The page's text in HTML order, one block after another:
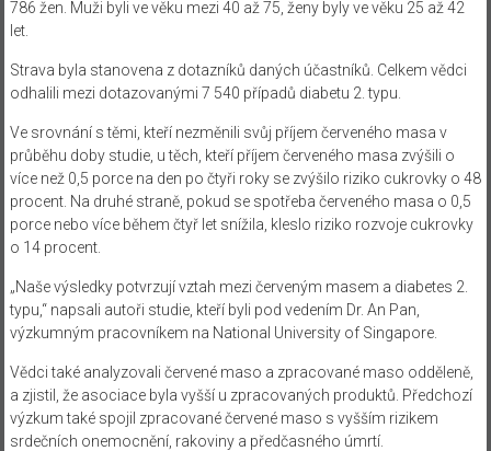
786 žen. Muži byli ve věku mezi 40 až 75, ženy byly ve věku 25 až 42
let.
Strava byla stanovena z dotazníků daných účastníků. Celkem vědci
odhalili mezi dotazovanými 7 540 případů diabetu 2. typu.
Ve srovnání s těmi, kteří nezměnili svůj příjem červeného masa v
průběhu doby studie, u těch, kteří příjem červeného masa zvýšili o
více než 0,5 porce na den po čtyři roky se zvýšilo riziko cukrovky o 48
procent. Na druhé straně, pokud se spotřeba červeného masa o 0,5
porce nebo více během čtyř let snížila, kleslo riziko rozvoje cukrovky
o 14 procent.
„Naše výsledky potvrzují vztah mezi červeným masem a diabetes 2.
typu,“ napsali autoři studie, kteří byli pod vedením Dr. An Pan,
výzkumným pracovníkem na National University of Singapore.
Vědci také analyzovali červené maso a zpracované maso odděleně,
a zjistil, že asociace byla vyšší u zpracovaných produktů. Předchozí
výzkum také spojil zpracované červené maso s vyšším rizikem
srdečních onemocnění, rakoviny a předčasného úmrtí.